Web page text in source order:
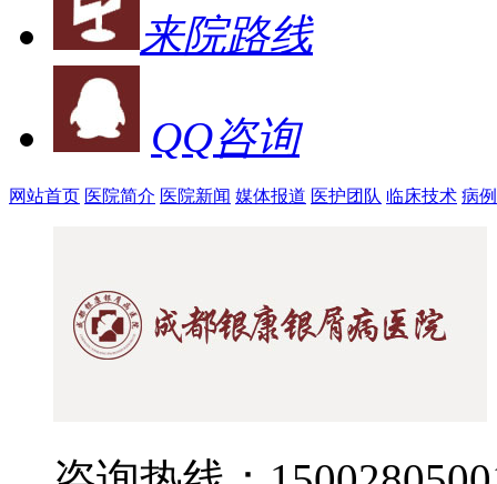
来院路线
QQ咨询
网站首页 医院简介 医院新闻 媒体报道 医护团队 临床技术 病